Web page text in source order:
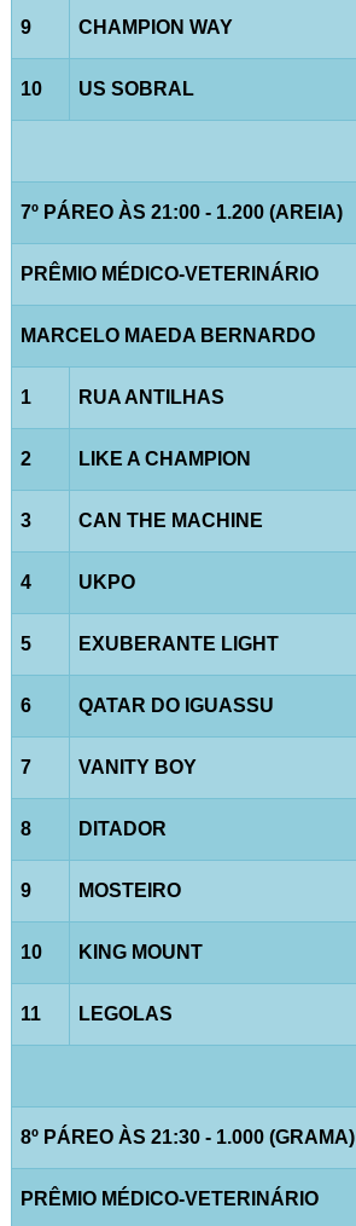
9 CHAMPION WAY
10 US SOBRAL
7º PÁREO ÀS 21:00 - 1.200 (AREIA)
PRÊMIO MÉDICO-VETERINÁRIO
MARCELO MAEDA BERNARDO
1 RUA ANTILHAS
2 LIKE A CHAMPION
3 CAN THE MACHINE
4 UKPO
5 EXUBERANTE LIGHT
6 QATAR DO IGUASSU
7 VANITY BOY
8 DITADOR
9 MOSTEIRO
10 KING MOUNT
11 LEGOLAS
8º PÁREO ÀS 21:30 - 1.000 (GRAMA)
PRÊMIO MÉDICO-VETERINÁRIO